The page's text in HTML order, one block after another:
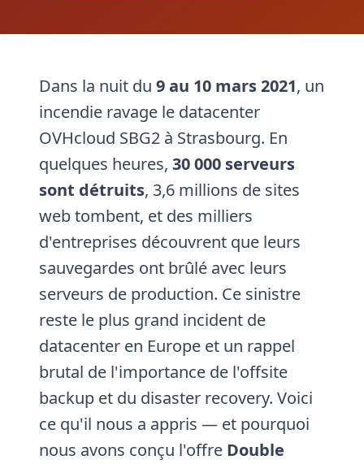
Dans la nuit du 9 au 10 mars 2021, un
incendie ravage le datacenter
OVHcloud SBG2 à Strasbourg. En
quelques heures, 30 000 serveurs
sont détruits, 3,6 millions de sites
web tombent, et des milliers
d'entreprises découvrent que leurs
sauvegardes ont brûlé avec leurs
serveurs de production. Ce sinistre
reste le plus grand incident de
datacenter en Europe et un rappel
brutal de l'importance de l'offsite
backup et du disaster recovery. Voici
ce qu'il nous a appris — et pourquoi
nous avons conçu l'offre Double